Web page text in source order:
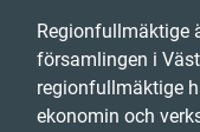
Regionfullmäktige
församlingen i
regionfullmäktige
ekonomin och